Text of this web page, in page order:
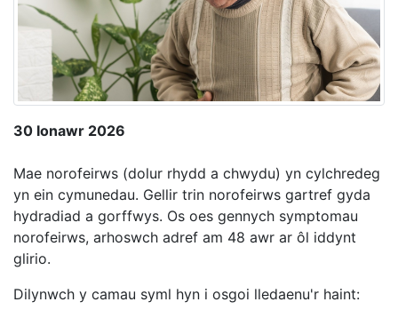
30 Ionawr 2026
Mae norofeirws (dolur rhydd a chwydu) yn cylchredeg
yn ein cymunedau. Gellir trin norofeirws gartref gyda
hydradiad a gorffwys. Os oes gennych symptomau
norofeirws, arhoswch adref am 48 awr ar ôl iddynt
glirio.
Dilynwch y camau syml hyn i osgoi lledaenu'r haint: